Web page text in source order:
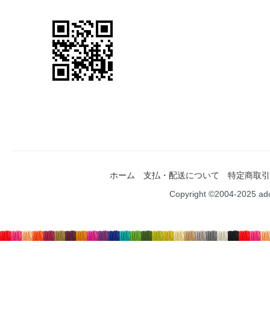
ホーム 支払・配送について
特定商取
Copyright ©2004-2025